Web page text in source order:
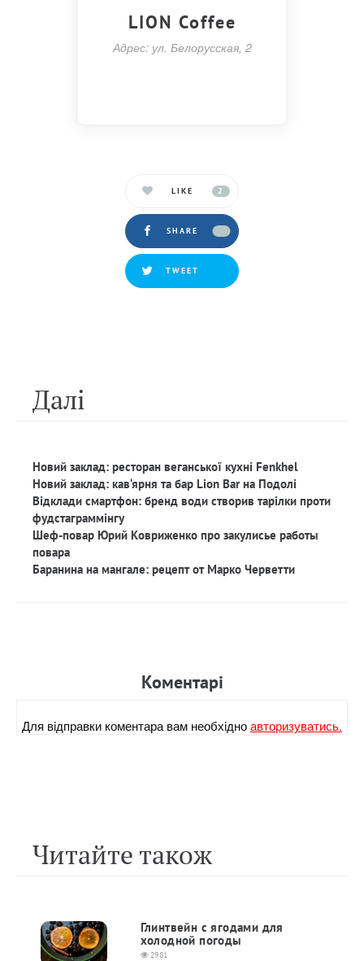
LION Coffee
Адрес: ул. Белорусская, 2
LIKE 2
SHARE
TWEET
Далi
Новий заклад: ресторан веганської кухні Fenkhel
Новий заклад: кав‘ярня та бар Lion Bar на Подолі
Відклади смартфон: бренд води створив тарілки проти
фудстаграммінгу
Шеф-повар Юрий Ковриженко про закулисье работы
повара
Баранина на мангале: рецепт от Марко Черветти
Коментарi
Для вiдправки коментара вам необхiдноавторизуватись.
Читайте також
Глинтвейн с ягодами для
холодной погоды
2981